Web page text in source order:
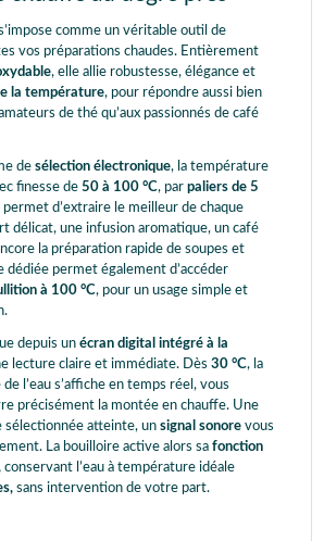
comme un véritable outil de
vos préparations chaudes. Entièrement
, elle allie robustesse, élégance et
la température, pour répondre aussi bien
de thé qu’aux passionnés de café
de sélection électronique, la température
finesse de 50 à 100 °C, par paliers de 5
d’extraire le meilleur de chaque
délicat, une infusion aromatique, un café
la préparation rapide de soupes et
dédiée permet également d’accéder
à 100 °C, pour un usage simple et
depuis un écran digital intégré à la
lecture claire et immédiate. Dès 30 °C, la
l’eau s’affiche en temps réel, vous
précisément la montée en chauffe. Une
atteinte, un signal sonore vous
La bouilloire active alors sa fonction
conservant l’eau à température idéale
sans intervention de votre part.